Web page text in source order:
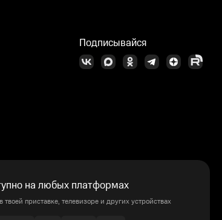
Подписывайся
на любых платформах
приставке, телевизоре и других устройствах